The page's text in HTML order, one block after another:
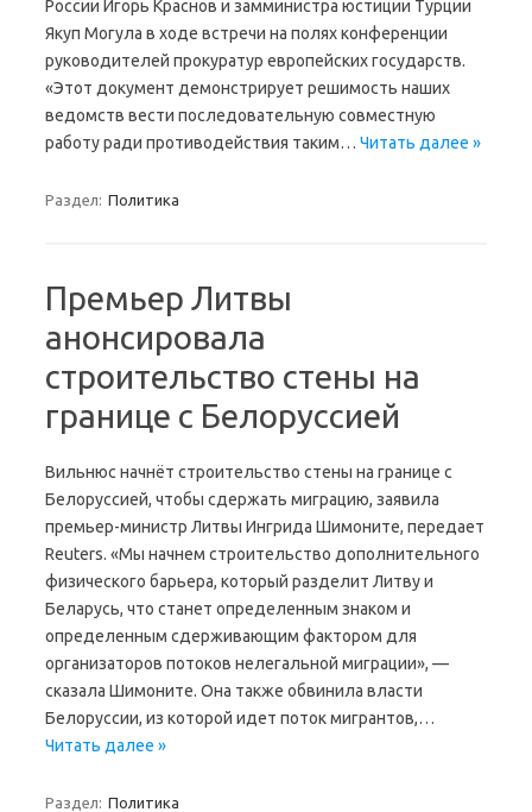
России Игорь Краснов и замминистра юстиции Турции
Якуп Могула в ходе встречи на полях конференции
руководителей прокуратур европейских государств.
«Этот документ демонстрирует решимость наших
ведомств вести последовательную совместную
работу ради противодействия таким… Читать далее »
Раздел: Политика
Премьер Литвы
анонсировала
строительство стены на
границе с Белоруссией
Вильнюс начнёт строительство стены на границе с
Белоруссией, чтобы сдержать миграцию, заявила
премьер-министр Литвы Ингрида Шимоните, передает
Reuters. «Мы начнем строительство дополнительного
физического барьера, который разделит Литву и
Беларусь, что станет определенным знаком и
определенным сдерживающим фактором для
организаторов потоков нелегальной миграции», —
сказала Шимоните. Она также обвинила власти
Белоруссии, из которой идет поток мигрантов,…
Читать далее »
Раздел: Политика